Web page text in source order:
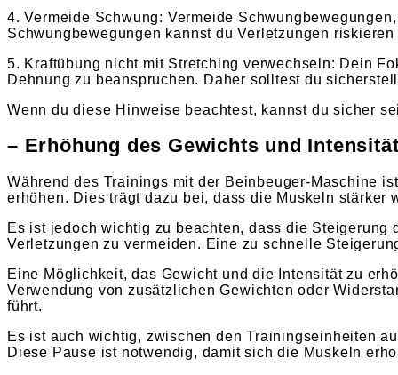
4. Vermeide Schwung: Vermeide
Schwungbewegungen kannst du Verletzungen
5. Kraftübung nicht mit Stretching verwechseln: Dein
Dehnung zu beanspruchen. Daher solltest du
Wenn du diese Hinweise beachtest, kannst du sicher
– Erhöhung des Gewichts und
Während des Trainings mit der Beinbeuger-Maschine
erhöhen. Dies trägt dazu bei, dass die Muskeln stärker
Es ist jedoch wichtig zu beachten, dass die
Verletzungen zu vermeiden. Eine zu schnelle
Eine Möglichkeit, das Gewicht und die Intensität zu
Verwendung von zusätzlichen Gewichten oder
führt.
Es ist auch wichtig, zwischen den Trainingseinheiten
Diese Pause ist notwendig, damit sich die Muskeln